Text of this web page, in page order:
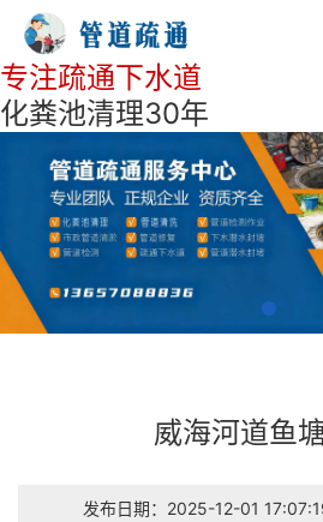
专注疏通下水道
化粪池清理30年
威海河道鱼
发布日期：2025-12-01